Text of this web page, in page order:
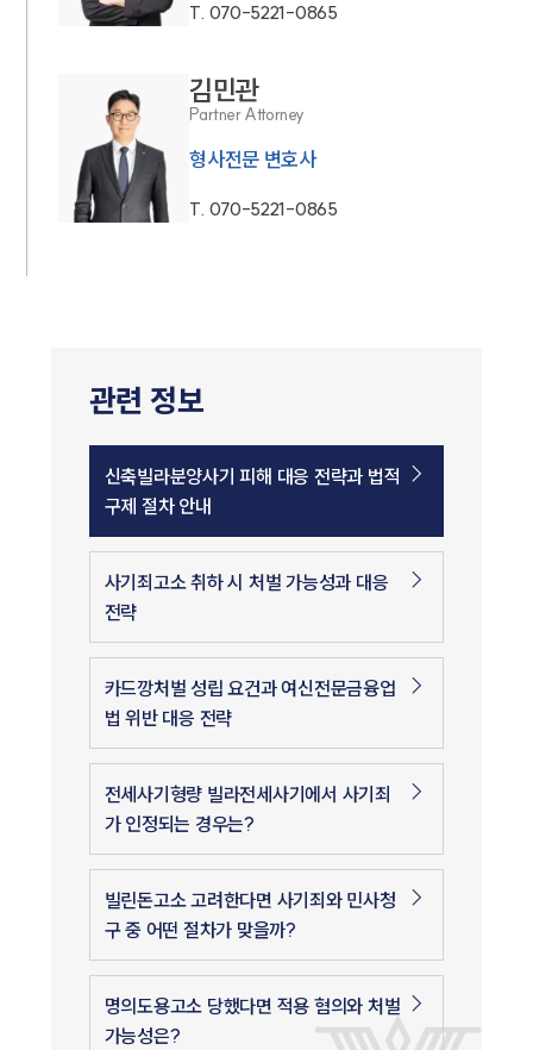
T. 070-5221-0865
김민관
Partner Attorney
형사전문 변호사
T. 070-5221-0865
관련 정보
신축빌라분양사기 피해 대응 전략과 법적
구제 절차 안내
사기죄고소 취하 시 처벌 가능성과 대응
전략
카드깡처벌 성립 요건과 여신전문금융업
법 위반 대응 전략
전세사기형량 빌라전세사기에서 사기죄
가 인정되는 경우는?
빌린돈고소 고려한다면 사기죄와 민사청
구 중 어떤 절차가 맞을까?
명의도용고소 당했다면 적용 혐의와 처벌
가능성은?